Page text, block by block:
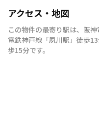
アクセス・地図
この物件の最寄り駅は、 阪
電鉄神戸線 「夙川駅 」 徒歩
歩15分です。